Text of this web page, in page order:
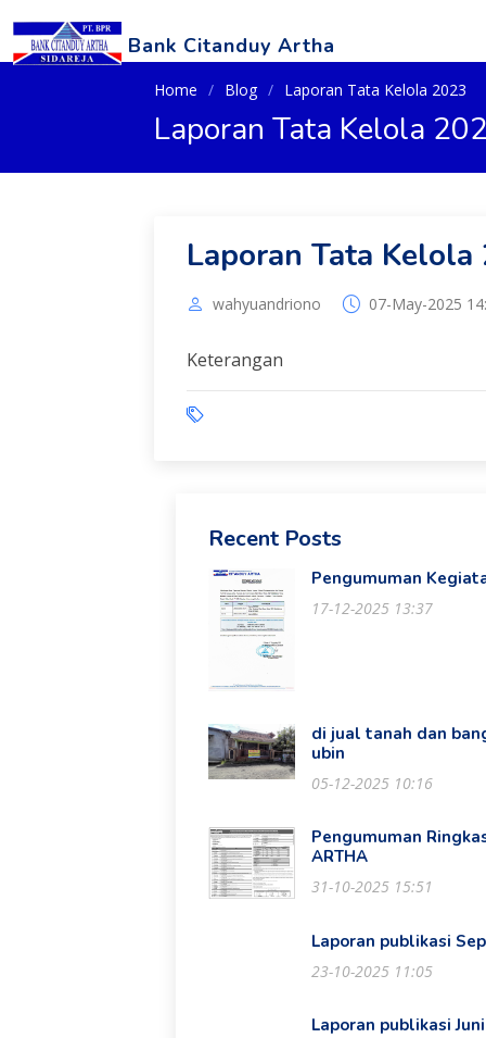
Bank Citanduy Artha
Home Blog Laporan Tata Kelola 2023
Laporan Tata Kelola
Laporan Tata Kelola
wahyuandriono 07-May-2025
Keterangan
Recent Posts
Pengumuman
17-12-2025 13:37
di jual tanah dan
ubin
05-12-2025 10:16
Pengumuman
ARTHA
31-10-2025 15:51
Laporan publikasi
23-10-2025 11:05
Laporan publikasi